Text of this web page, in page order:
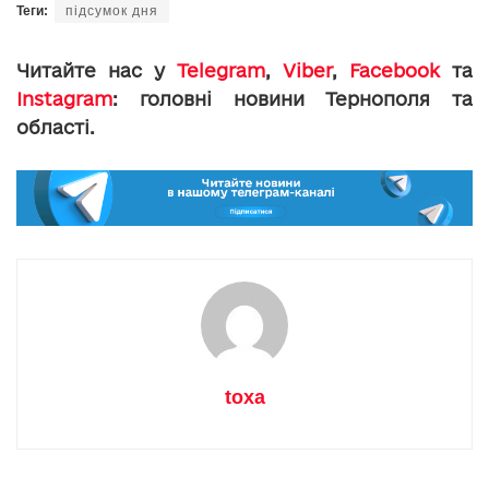
Теги: підсумок дня
Читайте нас у Telegram, Viber, Facebookта
Instagram: головні новини Тернополя та
області.
toxa